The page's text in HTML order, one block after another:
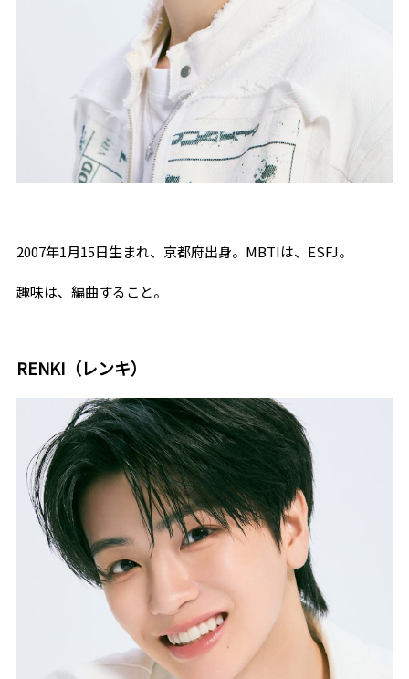
2007年1月15日生まれ、京都府出身。 MBTIは、 ESFJ。
趣味は、編曲すること。
RENKI（レンキ）